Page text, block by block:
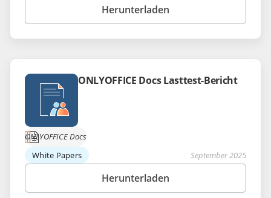
Herunterladen
ONLYOFFICE Docs Lasttest-Bericht
ONLYOFFICE Docs
White Papers
September 2025
Herunterladen